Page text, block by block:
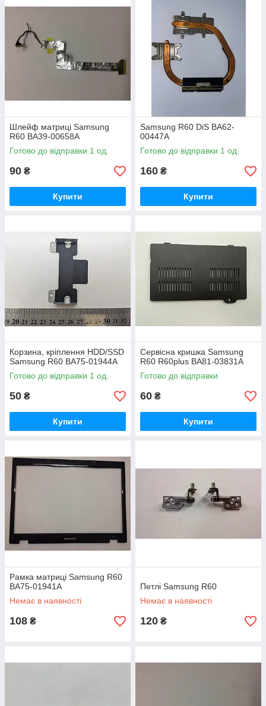
Шлейф матриці Samsung
R60 BA39-00658A
Готово до відправки 1 од.
90 ₴
Купити
Samsung R60 DiS BA62-
00447A
Готово до відправки 1 од.
160 ₴
Купити
Корзина, кріплення HDD/SSD
Samsung R60 BA75-01944A
Готово до відправки 1 од.
50 ₴
Купити
Сервісна кришка Samsung
R60 R60plus BA81-03831A
Готово до відправки
60 ₴
Купити
Рамка матриці Samsung R60
BA75-01941A
Немає в наявності
108 ₴
Петлі Samsung R60
Немає в наявності
120 ₴